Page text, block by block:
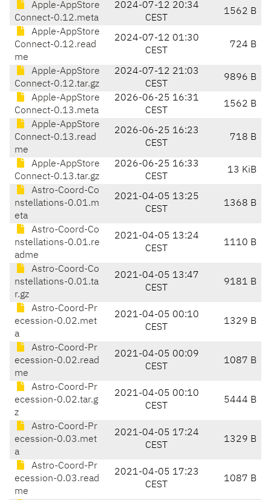
Apple-AppStore
Connect-0.12.meta
2024-07-12 20:34
CEST
1562 B
Apple-AppStore
Connect-0.12.read
me
2024-07-12 01:30
CEST
724 B
Apple-AppStore
Connect-0.12.tar.gz
2024-07-12 21:03
CEST
9896 B
Apple-AppStore
Connect-0.13.meta
2026-06-25 16:31
CEST
1562 B
Apple-AppStore
Connect-0.13.read
me
2026-06-25 16:23
CEST
718 B
Apple-AppStore
Connect-0.13.tar.gz
2026-06-25 16:33
CEST
13 KiB
Astro-Coord-Co
nstellations-0.01.m
eta
2021-04-05 13:25
CEST
1368 B
Astro-Coord-Co
nstellations-0.01.re
adme
2021-04-05 13:24
CEST
1110 B
Astro-Coord-Co
nstellations-0.01.ta
r.gz
2021-04-05 13:47
CEST
9181 B
Astro-Coord-Pr
ecession-0.02.met
a
2021-04-05 00:10
CEST
1329 B
Astro-Coord-Pr
ecession-0.02.read
me
2021-04-05 00:09
CEST
1087 B
Astro-Coord-Pr
ecession-0.02.tar.g
z
2021-04-05 00:10
CEST
5444 B
Astro-Coord-Pr
ecession-0.03.met
a
2021-04-05 17:24
CEST
1329 B
Astro-Coord-Pr
ecession-0.03.read
me
2021-04-05 17:23
CEST
1087 B